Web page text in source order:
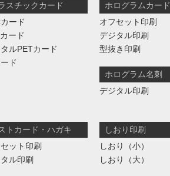
スチックカード
ード
ード
ルPETカード
ド
ホログラムカード
オフセット印刷
デジタル印刷
型抜き印刷
ホログラム名刺
デジタル印刷
トカード・ハガキ
ット印刷
ル印刷
しおり印刷
しおり（小）
しおり（大）